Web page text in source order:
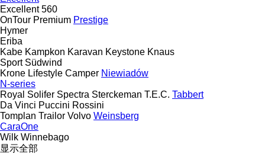
Excellent 560
OnTour Premium Prestige
Hymer
Eriba
Kabe Kampkon Karavan Keystone Knaus
Sport Südwind
Krone Lifestyle Camper Niewiadów
N-series
Royal Solifer Spectra Sterckeman T.E.C. Tabbert
Da Vinci Puccini Rossini
Tomplan Trailor Volvo Weinsberg
CaraOne
Wilk Winnebago
显示全部